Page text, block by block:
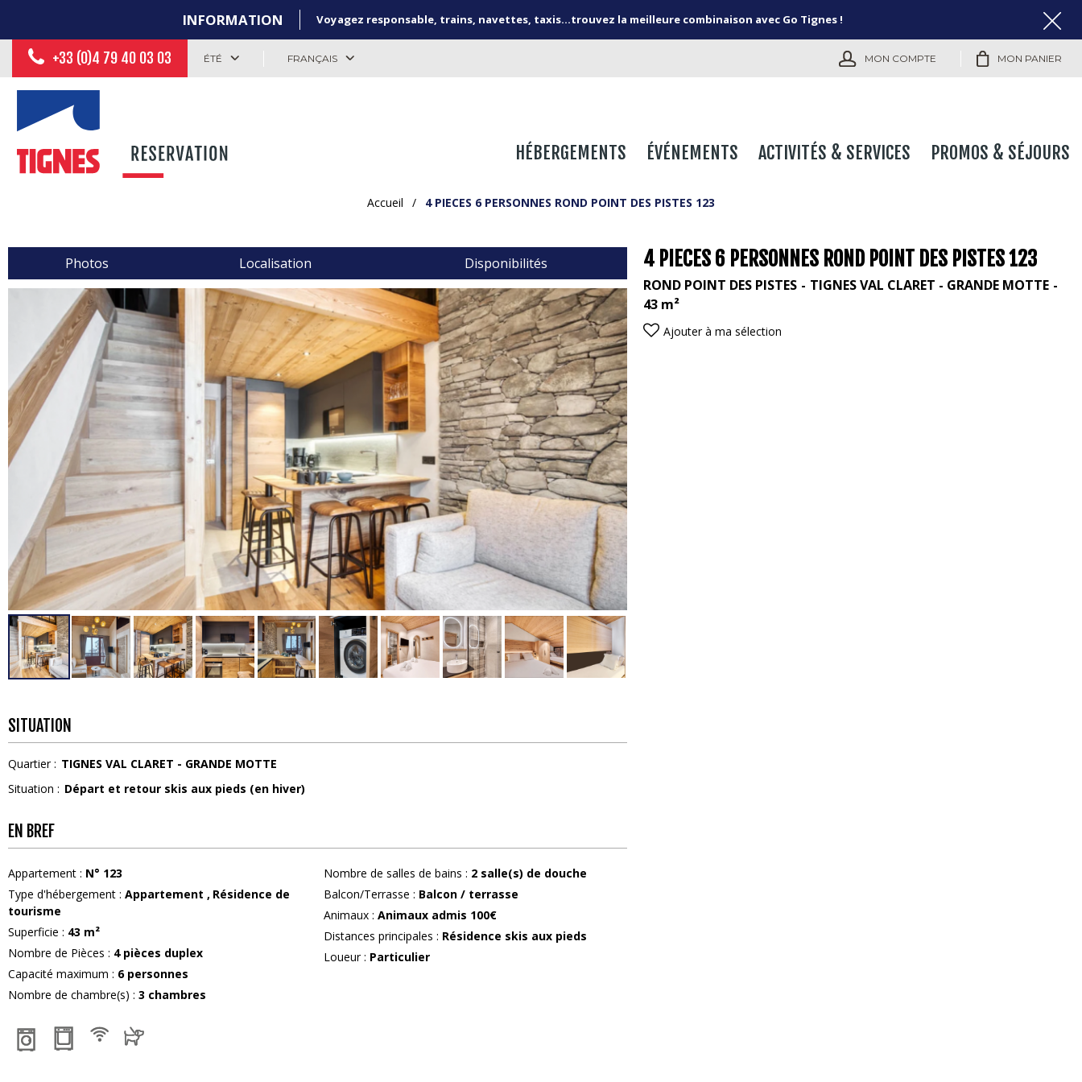
INFORMATION Voyagez responsable, trains, navettes, taxis...trouvez la meilleure combinaison avec Go Tignes !
+33 (0)4 79 40 03 03 ÉTÉ FRANÇAIS MON COMPTE MON PANIER
HÉBERGEMENTS ÉVÉNEMENTS ACTIVITÉS & SERVICES PROMOS & SÉJOURS
Accueil / 4 PIECES 6 PERSONNES ROND POINT DES PISTES 123
Photos Localisation Disponibilités 4 PIECES 6 PERSONNES ROND POINT DES PISTES 123
ROND POINT DES PISTES
TIGNES VAL CLARET - GRANDE MOTTE
43 m²
Ajouter à ma sélection
SITUATION
Quartier : TIGNES VAL CLARET - GRANDE MOTTE
Situation : Départ et retour skis aux pieds (en hiver)
EN BREF
Appartement : N° 123
Type d'hébergement : Appartement
Résidence de
tourisme
Superficie : 43 m²
Nombre de Pièces : 4 pièces duplex
Capacité maximum : 6 personnes
Nombre de chambre(s) : 3 chambres
Nombre de salles de bains : 2 salle(s) de douche
Balcon/Terrasse : Balcon / terrasse
Animaux : Animaux admis 100€
Distances principales : Résidence skis aux pieds
Loueur: Particulier